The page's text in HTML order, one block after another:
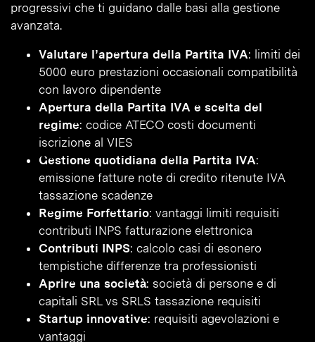
progressivi che ti guidano dalle basi alla gestione
avanzata.
Valutare l’apertura della Partita IVA: limiti dei
5000 euro prestazioni occasionali compatibilità
con lavoro dipendente
Apertura della Partita IVA e scelta del
regime: codice ATECO costi documenti
iscrizione al VIES
Gestione quotidiana della Partita IVA:
emissione fatture note di credito ritenute IVA
tassazione scadenze
Regime Forfettario: vantaggi limiti requisiti
contributi INPS fatturazione elettronica
Contributi INPS: calcolo casi di esonero
tempistiche differenze tra professionisti
Aprire una società: società di persone e di
capitali SRL vs SRLS tassazione requisiti
Startup innovative: requisiti agevolazioni e
vantaggi